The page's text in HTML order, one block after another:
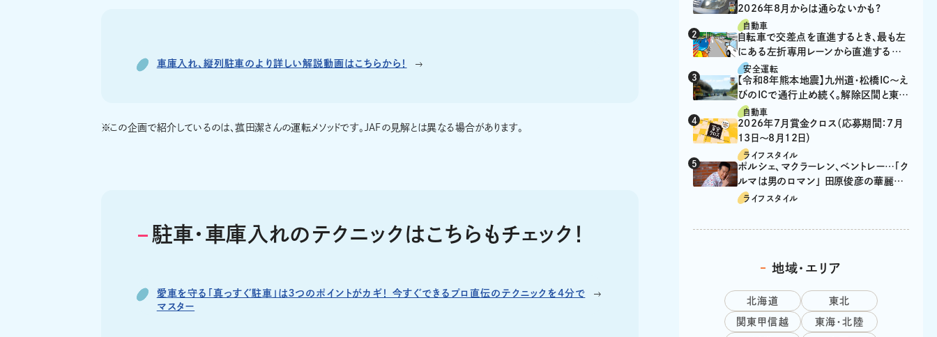
車庫入れ、縦列駐車のより詳しい解説動画はこちらから！
※この企画で紹介しているのは、菰田潔さんの運転メソッドです。JAFの見解とは異なる場合があります。
駐車・車庫入れのテクニックはこちらもチェック！
愛車を守る「真っすぐ駐車」は３つのポイントがカギ！ 今すぐできるプロ直伝のテクニックを4分で
マスター
2026年8月からは通らないかも?
自動車
自転車で交差点を直進するとき、最も左
にある左折専用レーンから直進するの
は、違反？
安全運転
【令和8年熊本地震】九州道・松橋IC～え
びのICで通行止め続く。解除区間と東九
州道の迂回ルート
自動車
2026年7月賞金クロス（応募期間：7月
13日～8月12日）
ライフスタイル
ポルシェ、マクラーレン、ベントレー…「ク
ルマは男のロマン」 田原俊彦の華麗な
る愛車遍歴
ライフスタイル
地域・エリア
北海道 東北
関東甲信越 東海・北陸